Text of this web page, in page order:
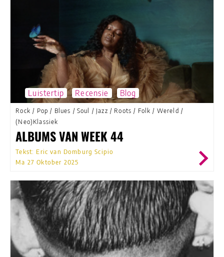
Luistertip Recensie Blog
Rock / Pop / Blues / Soul / Jazz / Roots / Folk / Wereld /
(Neo)Klassiek
ALBUMS VAN WEEK 44
Tekst: Eric van Domburg Scipio
Ma 27 Oktober 2025